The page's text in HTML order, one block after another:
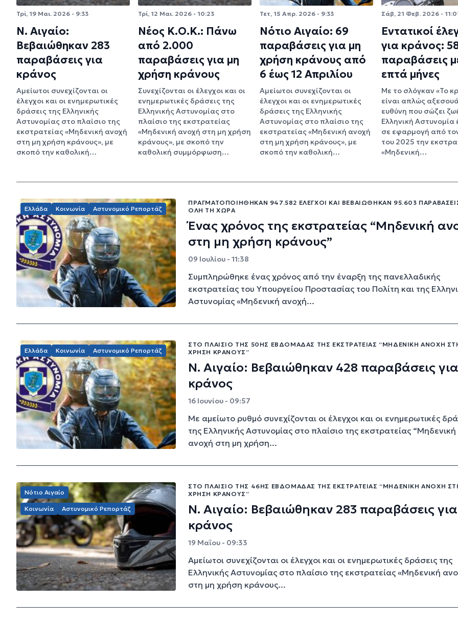
Τρί, 19 Μαι. 2026 - 9:33
Ν. Αιγαίο:
Βεβαιώθηκαν 283
παραβάσεις για
κράνος
Αμείωτοι συνεχίζονται οι
έλεγχοι και οι ενημερωτικές
δράσεις της Ελληνικής
Αστυνομίας στο πλαίσιο της
εκστρατείας «Μηδενική ανοχή
στη μη χρήση κράνους», με
σκοπό την καθολική…
Τρί, 12 Μαι. 2026 - 10:23
Νέος Κ.Ο.Κ.: Πάνω
από 2.000
παραβάσεις για μη
χρήση κράνους
Συνεχίζονται οι έλεγχοι και οι
ενημερωτικές δράσεις της
Ελληνικής Αστυνομίας στο
πλαίσιο της εκστρατείας
«Μηδενική ανοχή στη μη χρήση
κράνους», με σκοπό την
καθολική συμμόρφωση…
Τετ, 15 Απρ. 2026 - 9:33
Νότιο Αιγαίο: 69
παραβάσεις για μη
χρήση κράνους από
6 έως 12 Απριλίου
Αμείωτοι συνεχίζονται οι
έλεγχοι και οι ενημερωτικές
δράσεις της Ελληνικής
Αστυνομίας στο πλαίσιο της
εκστρατείας «Μηδενική ανοχή
στη μη χρήση κράνους», με
σκοπό την καθολική…
Σάβ, 21 Φεβ. 2026 -
Εντατικοί
για κράνος:
παραβάσεις
επτά μήνες
Με το σλόγκαν «Το
είναι απλώς
ευθύνη που σώζει
Ελληνική Αστυνομία
σε εφαρμογή από
του 2025 την
«Μηδενική…
Ελλάδα Κοινωνία Αστυνομικό Ρεπορτάζ
ΠΡΑΓΜΑΤΟΠΟΙΉΘΗΚΑΝ 947.582 ΈΛΕΓΧΟΙ ΚΑΙ ΒΕΒΑΙΏΘΗΚΑΝ 95.603
ΌΛΗ ΤΗ ΧΏΡΑ
Ένας χρόνος της εκστρατείας “Μηδενική
στη μη χρήση κράνους”
09 Ιουλίου - 11:38
Συμπληρώθηκε ένας χρόνος από την έναρξη της πανελλαδικής
εκστρατείας του Υπουργείου Προστασίας του Πολίτη και της
Αστυνομίας «Μηδενική ανοχή...
Ελλάδα Κοινωνία Αστυνομικό Ρεπορτάζ
ΣΤΟ ΠΛΑΊΣΙΟ ΤΗΣ 50ΗΣ ΕΒΔΟΜΆΔΑΣ ΤΗΣ ΕΚΣΤΡΑΤΕΊΑΣ “ΜΗΔΕΝΙΚΉ ΑΝΟΧΉ
ΧΡΉΣΗ ΚΡΆΝΟΥΣ”
Ν. Αιγαίο: Βεβαιώθηκαν 428 παραβάσεις για
κράνος
16 Ιουνίου - 09:57
Με αμείωτο ρυθμό συνεχίζονται οι έλεγχοι και οι ενημερωτικές
της Ελληνικής Αστυνομίας στο πλαίσιο της εκστρατείας “Μηδενική
ανοχή στη μη χρήση...
Νότιο Αιγαίο
Κοινωνία Αστυνομικό Ρεπορτάζ
ΣΤΟ ΠΛΑΊΣΙΟ ΤΗΣ 46ΗΣ ΕΒΔΟΜΆΔΑΣ ΤΗΣ ΕΚΣΤΡΑΤΕΊΑΣ “ΜΗΔΕΝΙΚΉ ΑΝΟΧΉ
ΧΡΉΣΗ ΚΡΆΝΟΥΣ”
Ν. Αιγαίο: Βεβαιώθηκαν 283 παραβάσεις για
κράνος
19 Μαΐου - 09:33
Αμείωτοι συνεχίζονται οι έλεγχοι και οι ενημερωτικές δράσεις της
Ελληνικής Αστυνομίας στο πλαίσιο της εκστρατείας «Μηδενική
στη μη χρήση κράνους...